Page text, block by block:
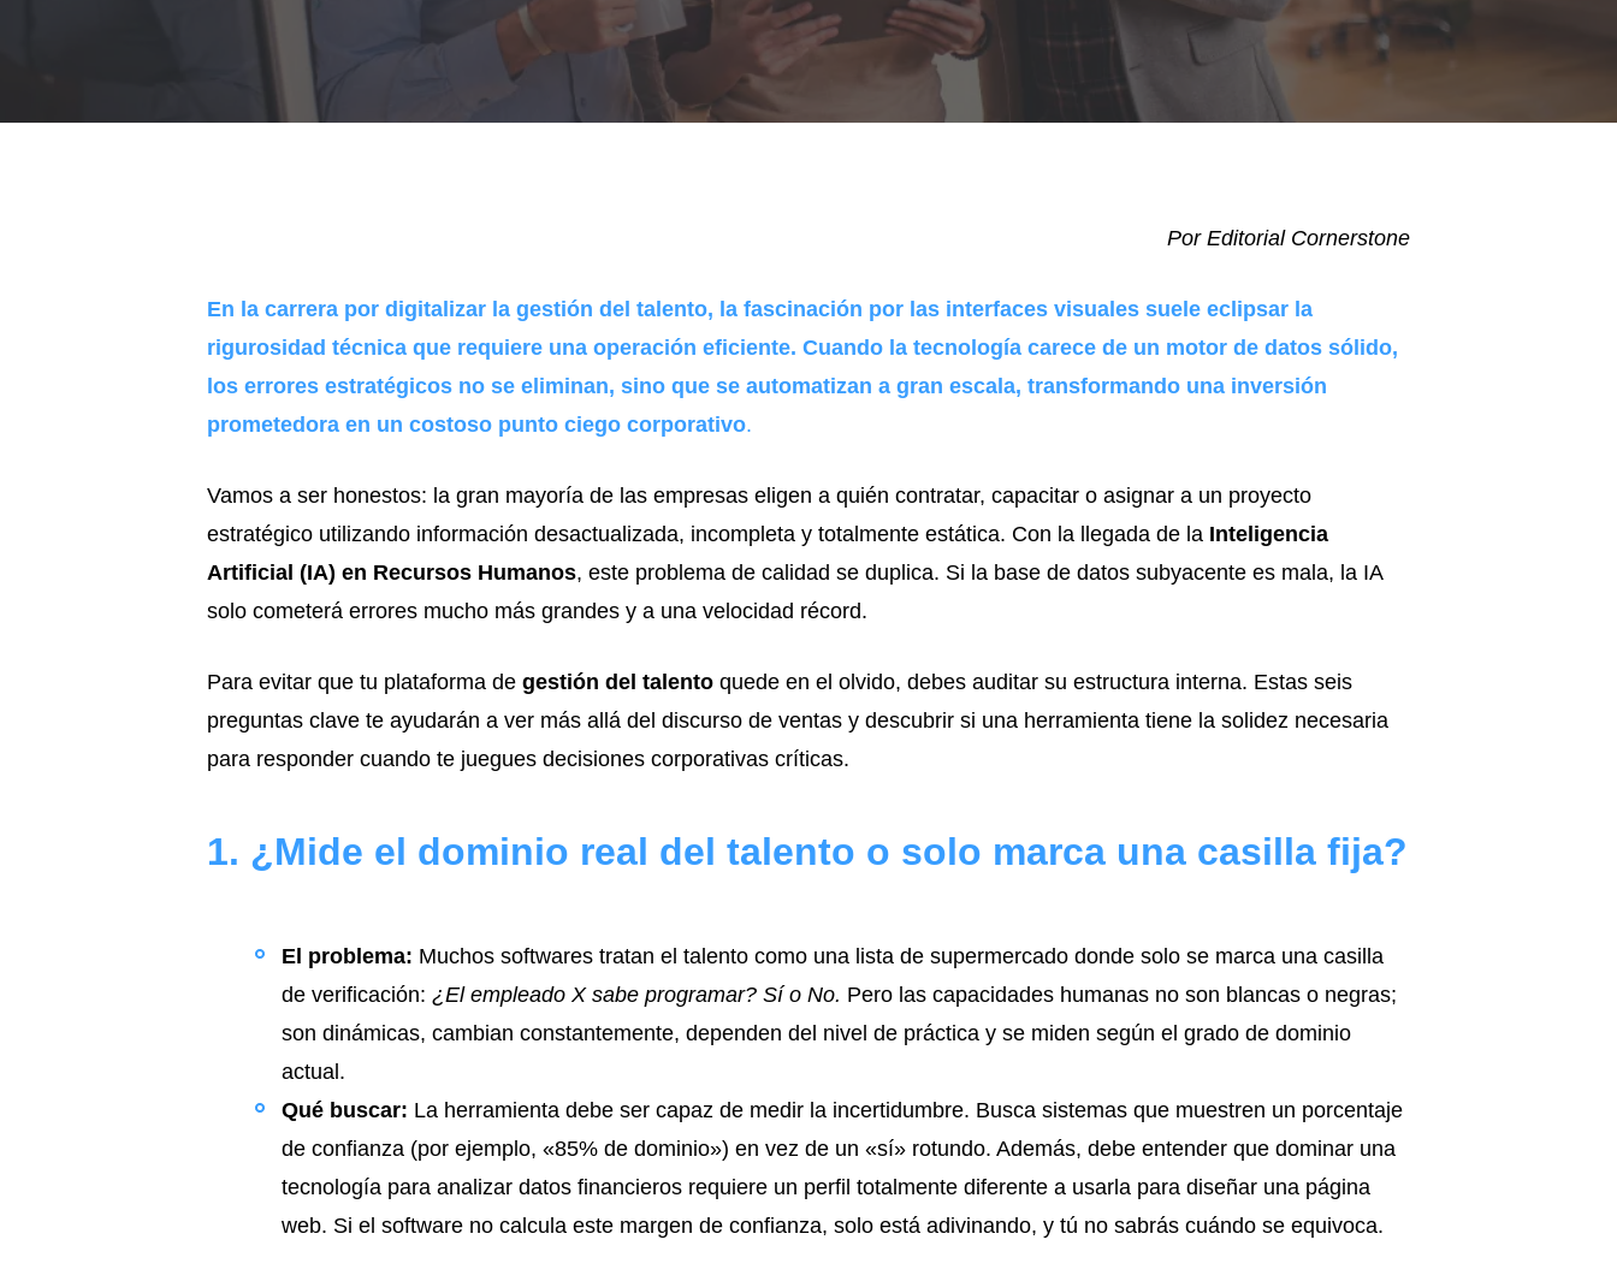
Por Editorial Cornerstone
En la carrera por digitalizar la gestión del talento, la fascinación por las interfaces visuales suele eclipsar la
rigurosidad técnica que requiere una operación eficiente. Cuando la tecnología carece de un motor de datos sólido,
los errores estratégicos no se eliminan, sino que se automatizan a gran escala, transformando una inversión
prometedora en un costoso punto ciego corporativo.
Vamos a ser honestos: la gran mayoría de las empresas eligen a quién contratar, capacitar o asignar a un proyecto
estratégico utilizando información desactualizada, incompleta y totalmente estática. Con la llegada de la Inteligencia
Artificial (IA) en Recursos Humanos, este problema de calidad se duplica. Si la base de datos subyacente es mala, la IA
solo cometerá errores mucho más grandes y a una velocidad récord.
Para evitar que tu plataforma de gestión del talento quede en el olvido, debes auditar su estructura interna. Estas seis
preguntas clave te ayudarán a ver más allá del discurso de ventas y descubrir si una herramienta tiene la solidez necesaria
para responder cuando te juegues decisiones corporativas críticas.
1. ¿Mide el dominio real del talento o solo marca una casilla fija?
El problema: Muchos softwares tratan el talento como una lista de supermercado donde solo se marca una casilla
de verificación: ¿El empleado X sabe programar? Sí o No. Pero las capacidades humanas no son blancas o negras;
son dinámicas, cambian constantemente, dependen del nivel de práctica y se miden según el grado de dominio
actual.
Qué buscar: La herramienta debe ser capaz de medir la incertidumbre. Busca sistemas que muestren un porcentaje
de confianza (por ejemplo, «85% de dominio») en vez de un «sí» rotundo. Además, debe entender que dominar una
tecnología para analizar datos financieros requiere un perfil totalmente diferente a usarla para diseñar una página
web. Si el software no calcula este margen de confianza, solo está adivinando, y tú no sabrás cuándo se equivoca.